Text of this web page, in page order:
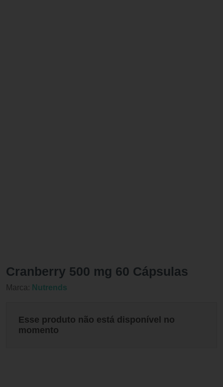
Cranberry 500 mg 60 Cápsulas
Marca: Nutrends
Esse produto não está disponível no
momento